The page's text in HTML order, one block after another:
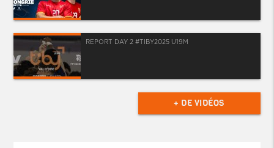
REPORT DAY 2 #TIBY2025 U19M
+ DE VIDÉOS